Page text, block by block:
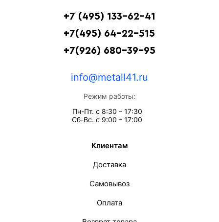
+7 (495) 133-62-41
+7(495) 64-22-515
+7(926) 680-39-95
info@metall41.ru
Режим работы:
Пн-Пт. с 8:30 – 17:30
Сб-Вс. с 9:00 – 17:00
Клиентам
Доставка
Самовывоз
Оплата